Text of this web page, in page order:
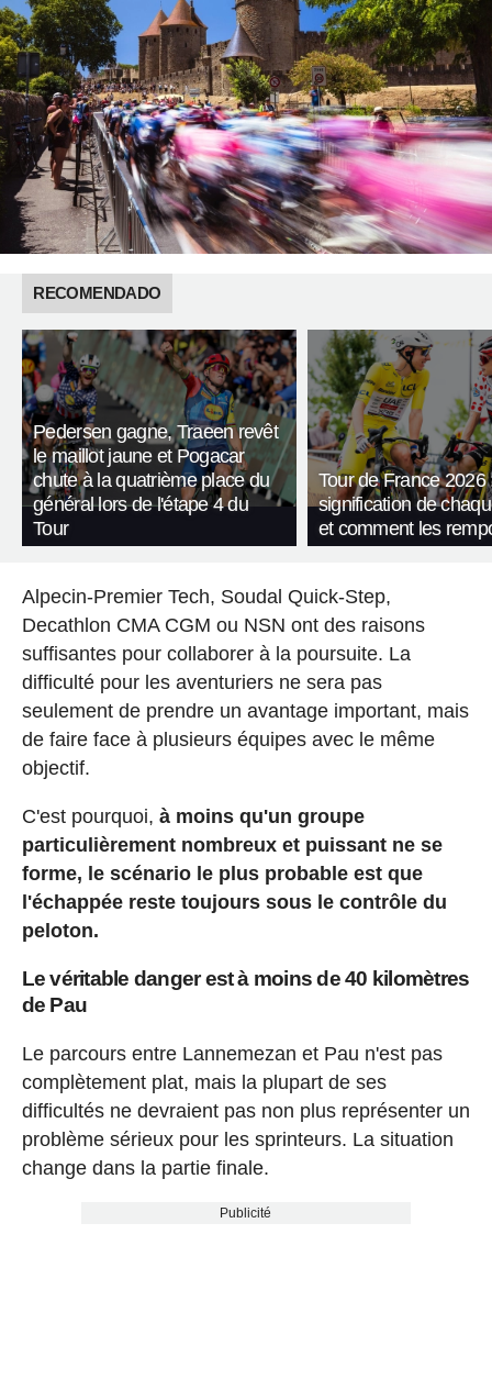
RECOMENDADO
Pedersen gagne, Traeen revêt
le maillot jaune et Pogacar
chute à la quatrième place du
général lors de l'étape 4 du
Tour
Tour de France 2026
signification de
et comment les
Alpecin-Premier Tech, Soudal Quick-Step,
Decathlon CMA CGM ou NSN ont des raisons
suffisantes pour collaborer à la poursuite. La
difficulté pour les aventuriers ne sera pas
seulement de prendre un avantage important, mais
de faire face à plusieurs équipes avec le même
objectif.
C'est pourquoi, à moins qu'un groupe
particulièrement nombreux et puissant ne se
forme, le scénario le plus probable est que
l'échappée reste toujours sous le contrôle du
peloton.
Le véritable danger est à moins de 40 kilomètres
de Pau
Le parcours entre Lannemezan et Pau n'est pas
complètement plat, mais la plupart de ses
difficultés ne devraient pas non plus représenter un
problème sérieux pour les sprinteurs. La situation
change dans la partie finale.
Publicité